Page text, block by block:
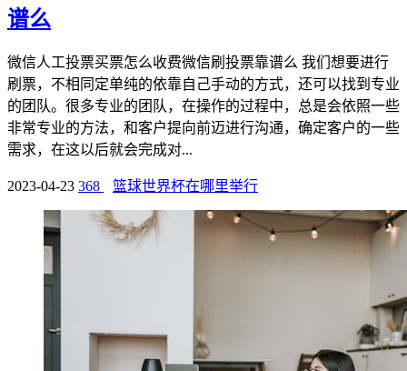
谱么
微信人工投票买票怎么收费微信刷投票靠谱么 我们想要进行
刷票，不相同定单纯的依靠自己手动的方式，还可以找到专业
的团队。很多专业的团队，在操作的过程中，总是会依照一些
非常专业的方法，和客户提向前迈进行沟通，确定客户的一些
需求，在这以后就会完成对...
2023-04-23 368 篮球世界杯在哪里举行